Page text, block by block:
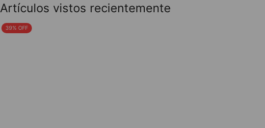
Artículos vistos recientemente
39% OFF